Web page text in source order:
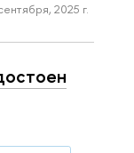
2025 г.